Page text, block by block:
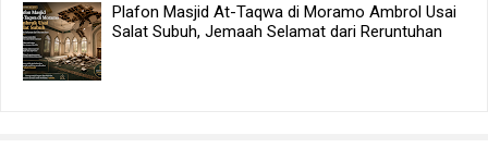
Plafon Masjid At-Taqwa di Moramo Ambrol Usai
Salat Subuh, Jemaah Selamat dari Reruntuhan